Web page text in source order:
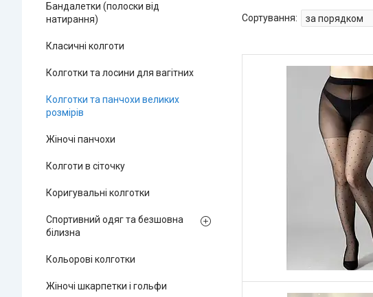
Бандалетки (полоски від
натирання)
Класичні колготи
Колготки та лосини для вагітних
Колготки та панчохи великих
розмірів
Жіночі панчохи
Колготи в сіточку
Коригувальні колготки
Спортивний одяг та безшовна
білизна
Кольорові колготки
Жіночі шкарпетки і гольфи